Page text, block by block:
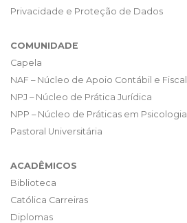
Privacidade e Proteção de Dados
COMUNIDADE
Capela
NAF – Núcleo de Apoio Contábil e Fiscal
NPJ – Núcleo de Prática Jurídica
NPP – Núcleo de Práticas em Psicologia
Pastoral Universitária
ACADÊMICOS
Biblioteca
Católica Carreiras
Diplomas